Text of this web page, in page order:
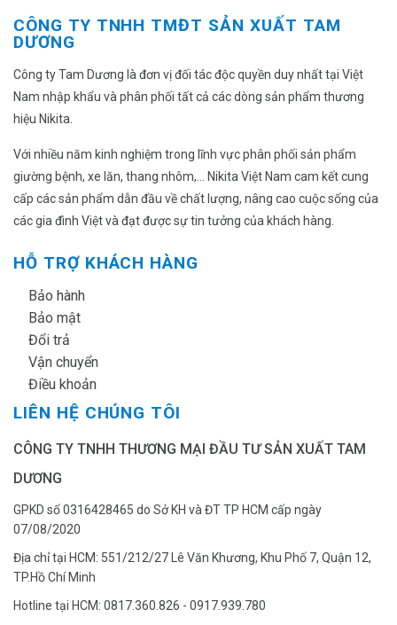
tùy
chọn
thể
được
trang
phẩm
CÔNG TY TNHH TMĐT SẢN XUẤT TAM
DƯƠNG
Công ty Tam Dương là đơn vị đối tác độc quyền duy nhất tại Việt
Nam nhập khẩu và phân phối tất cả các dòng sản phẩm thương
hiệu Nikita.
Với nhiều năm kinh nghiệm trong lĩnh vực phân phối sản phẩm
giường bệnh, xe lăn, thang nhôm,... Nikita Việt Nam cam kết cung
cấp các sản phẩm dẫn đầu về chất lượng, nâng cao cuộc sống của
các gia đình Việt và đạt được sự tin tưởng của khách hàng.
HỖ TRỢ KHÁCH HÀNG
Bảo hành
Bảo mật
Đổi trả
Vận chuyển
Điều khoản
LIÊN HỆ CHÚNG TÔI
CÔNG TY TNHH THƯƠNG MẠI ĐẦU TƯ SẢN XUẤT TAM
DƯƠNG
GPKD số 0316428465 do Sở KH và ĐT TP HCM cấp ngày
07/08/2020
Địa chỉ tại HCM: 551/212/27 Lê Văn Khương, Khu Phố 7, Quận 12,
TP.Hồ Chí Minh
Hotline tại HCM: 0817.360.826 - 0917.939.780